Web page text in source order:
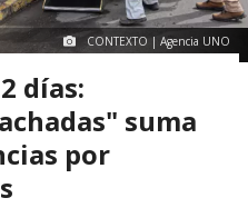
CONTEXTO | Agencia UNO
días:
suma
por